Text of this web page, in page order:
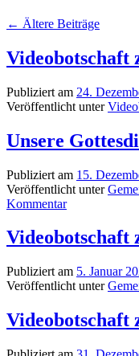
← Ältere Beiträge
Videobotschaft
Publiziert am 24.
Veröffentlicht unter
Unsere
Publiziert am 15.
Veröffentlicht unter
Kommentar
Videobotschaft
Publiziert am 5. Januar
Veröffentlicht unter
Videobotschaft